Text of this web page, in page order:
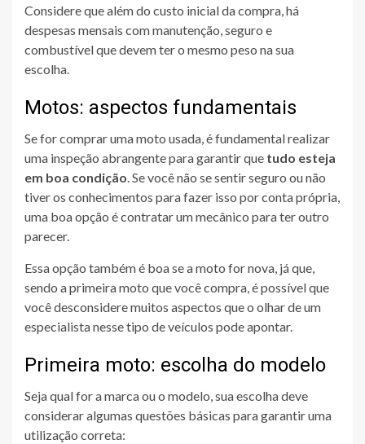
Considere que além do custo inicial da compra, há
despesas mensais com manutenção, seguro e
combustível que devem ter o mesmo peso na sua
escolha.
Motos: aspectos fundamentais
Se for comprar uma moto usada, é fundamental realizar
uma inspeção abrangente para garantir que tudo esteja
em boa condição. Se você não se sentir seguro ou não
tiver os conhecimentos para fazer isso por conta própria,
uma boa opção é contratar um mecânico para ter outro
parecer.
Essa opção também é boa se a moto for nova, já que,
sendo a primeira moto que você compra, é possível que
você desconsidere muitos aspectos que o olhar de um
especialista nesse tipo de veículos pode apontar.
Primeira moto: escolha do modelo
Seja qual for a marca ou o modelo, sua escolha deve
considerar algumas questões básicas para garantir uma
utilização correta: